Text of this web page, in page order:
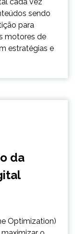
sendo
para
motores de
estratégias e
da
Optimization)